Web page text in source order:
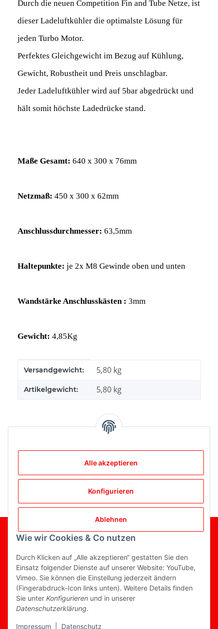
Durch die neuen Competition Fin and Tube Netze, ist
dieser Ladeluftkühler die optimalste Lösung für
jeden Turbo Motor.
Perfektes Gleichgewicht im Bezug auf Kühlung,
Gewicht, Robustheit und Preis unschlagbar.
Jeder Ladeluftkühler wird auf 5bar abgedrückt und
hält somit höchste Ladedrücke stand.
Maße Gesamt: 640 x 300 x 76mm
Netzmaß: 450 x 300 x 62mm
Anschlussdurchmesser: 63,5mm
Haltepunkte: je 2x M8 Gewinde oben und unten
Wandstärke Anschlusskästen : 3mm
Gewicht: 4,85Kg
Produkteigenschaft
Wert
Versandgewicht: 5,80 kg
Artikelgewicht: 5,80 kg
Bewertungen
Gesetzliche Informationen
Informationen
Vertrag widerrufen
* Alle Preise inkl. gesetzlicher USt., zzgl.
Alle akzeptieren
Konfigurieren
Ablehnen
Wie wir Cookies & Co nutzen
Durch Klicken auf „Alle akzeptieren“ gestatten Sie den
Einsatz folgender Dienste auf unserer Website: YouTube,
Vimeo. Sie können die Einstellung jederzeit ändern
(Fingerabdruck-Icon links unten). Weitere Details finden
Sie unter Konfigurieren und in unserer
Datenschutzerklärung.
Impressum Datenschutz